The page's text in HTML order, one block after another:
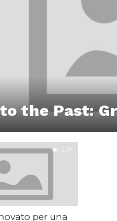
the Past:
2.2K
per una